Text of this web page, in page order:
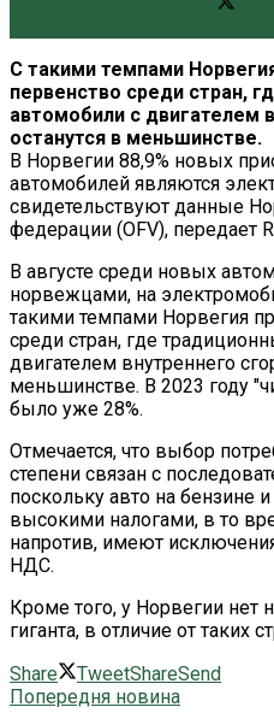
С такими темпами
первенство среди стран,
автомобили с двигателем
останутся в меньшинстве.
В Норвегии 88,9% новых
автомобилей являются
свидетельствуют данные
федерации (OFV), передает
В августе среди новых
норвежцами, на
такими темпами Норвегия
среди стран, где
двигателем внутреннего
меньшинстве. В 2023 году
было уже 28%.
Отмечается, что выбор
степени связан с
поскольку авто на бензине
высокими налогами, в то
напротив, имеют
НДС.
Кроме того, у Норвегии нет
гиганта, в отличие от таких
Share
TweetShareSend
Попередня новина